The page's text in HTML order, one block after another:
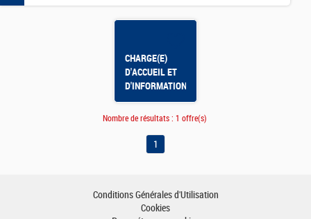
CHARGE(E)
D'ACCUEIL ET
D'INFORMATION
/ RABATAU
Nombre de résultats : 1 offre(s)
1
Conditions Générales d'Utilisation
Cookies